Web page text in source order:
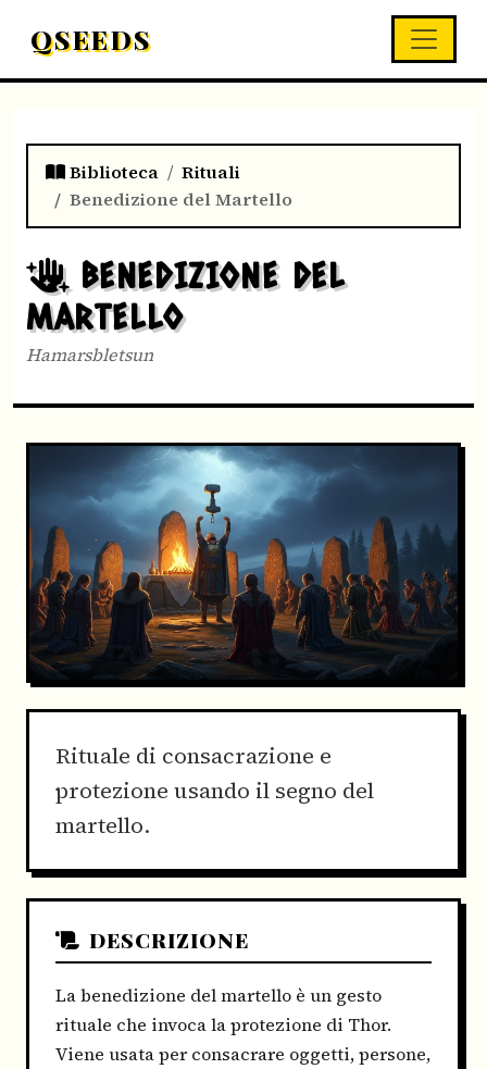
QSEEDS
Biblioteca
Rituali
Benedizione del Martello
BENEDIZIONE DEL
MARTELLO
Hamarsbletsun
Rituale di consacrazione e
protezione usando il segno del
martello.
DESCRIZIONE
La benedizione del martello è un gesto
rituale che invoca la protezione di Thor.
Viene usata per consacrare oggetti, persone,